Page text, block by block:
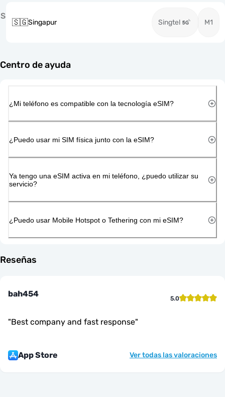
S
🇸🇬Singapur Singtel M1
Centro de ayuda
¿Mi teléfono es compatible con la tecnología eSIM?
¿Puedo usar mi SIM física junto con la eSIM?
Ya tengo una eSIM activa en mi teléfono, ¿puedo utilizar su
servicio?
¿Puedo usar Mobile Hotspot o Tethering con mi eSIM?
Reseñas
bah454 5.0
"Best company and fast response"
App Store Ver todas las valoraciones